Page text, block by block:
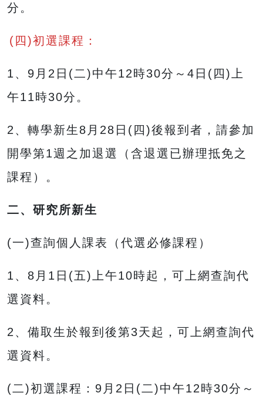
分。
(四)初選課程：
1、9月2日(二)中午12時30分～4日(四)上
午11時30分。
2、轉學新生8月28日(四)後報到者，請參加
開學第1週之加退選（含退選已辦理抵免之
課程）。
二、研究所新生
(一)查詢個人課表（代選必修課程）
1、8月1日(五)上午10時起，可上網查詢代
選資料。
2、備取生於報到後第3天起，可上網查詢代
選資料。
(二)初選課程：9月2日(二)中午12時30分～